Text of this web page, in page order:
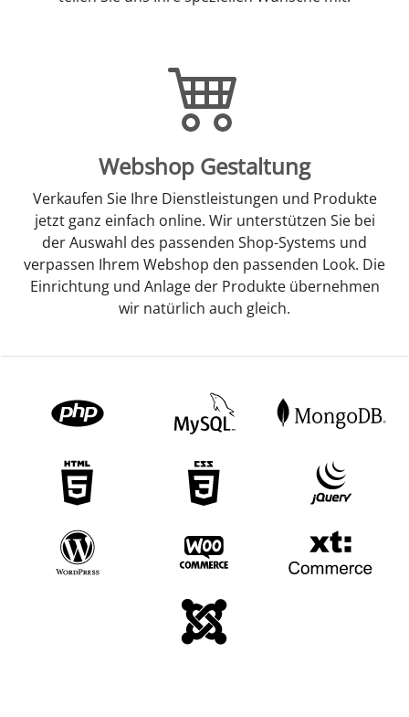
Webshop Gestaltung
Verkaufen Sie Ihre Dienstleistungen und Produkte
jetzt ganz einfach online. Wir unterstützen Sie bei
der Auswahl des passenden Shop-Systems und
verpassen Ihrem Webshop den passenden Look. Die
Einrichtung und Anlage der Produkte übernehmen
wir natürlich auch gleich.